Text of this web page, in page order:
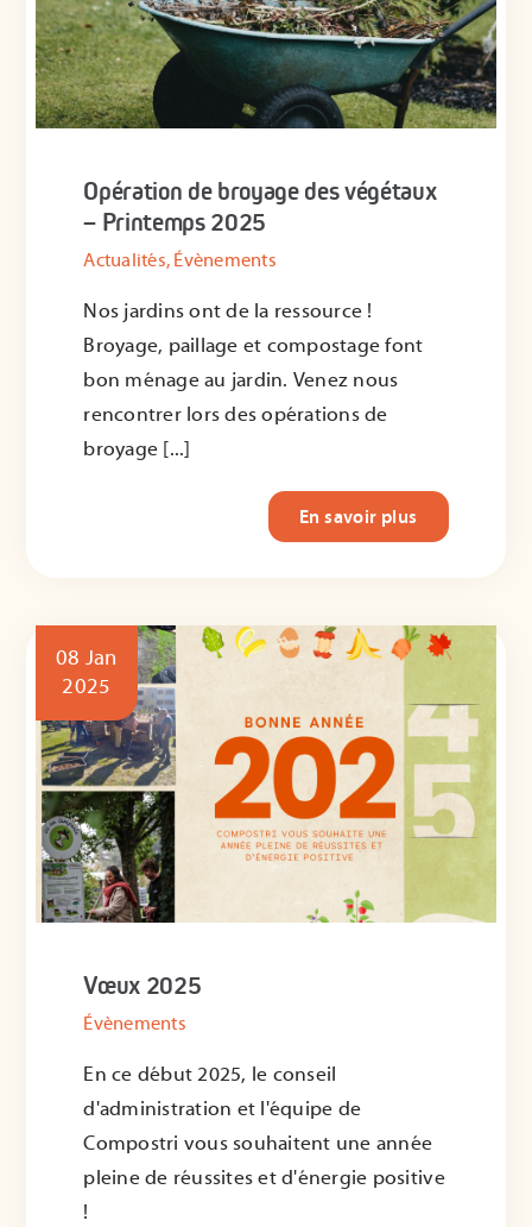
Opération de broyage des végétaux
– Printemps 2025
Actualités, Évènements
Nos jardins ont de la ressource !
Broyage, paillage et compostage font
bon ménage au jardin. Venez nous
rencontrer lors des opérations de
broyage [...]
En savoir plus
08 Jan
2025
Vœux 2025
Évènements
En ce début 2025, le conseil
d'administration et l'équipe de
Compostri vous souhaitent une année
pleine de réussites et d'énergie positive
!